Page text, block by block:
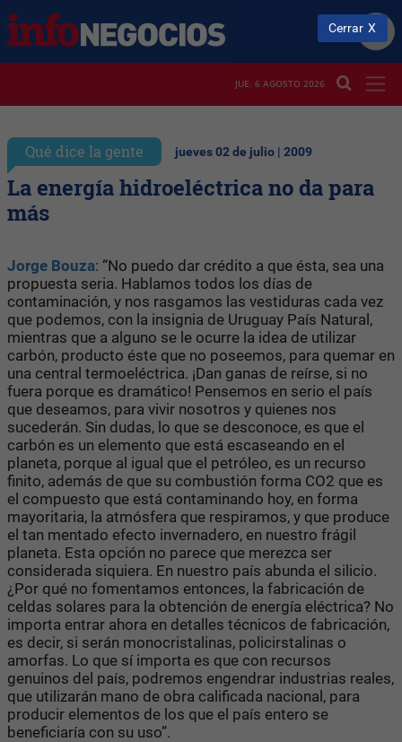
JUE. 6 AGOSTO 2026
Qué dice la gente jueves 02 de julio | 2009
La energía hidroeléctrica no da para
más
Jorge Bouza: “No puedo dar crédito a que ésta, sea una
propuesta seria. Hablamos todos los días de
contaminación, y nos rasgamos las vestiduras cada vez
que podemos, con la insignia de Uruguay País Natural,
mientras que a alguno se le ocurre la idea de utilizar
carbón, producto éste que no poseemos, para quemar en
una central termoeléctrica. ¡Dan ganas de reírse, si no
fuera porque es dramático! Pensemos en serio el país
que deseamos, para vivir nosotros y quienes nos
sucederán. Sin dudas, lo que se desconoce, es que el
carbón es un elemento que está escaseando en el
planeta, porque al igual que el petróleo, es un recurso
finito, además de que su combustión forma CO2 que es
el compuesto que está contaminando hoy, en forma
mayoritaria, la atmósfera que respiramos, y que produce
el tan mentado efecto invernadero, en nuestro frágil
planeta. Esta opción no parece que merezca ser
considerada siquiera. En nuestro país abunda el silicio.
¿Por qué no fomentamos entonces, la fabricación de
celdas solares para la obtención de energía eléctrica? No
importa entrar ahora en detalles técnicos de fabricación,
es decir, si serán monocristalinas, policirstalinas o
amorfas. Lo que sí importa es que con recursos
genuinos del país, podremos engendrar industrias reales,
que utilizarán mano de obra calificada nacional, para
producir elementos de los que el país entero se
beneficiaría con su uso”.
Cerrar